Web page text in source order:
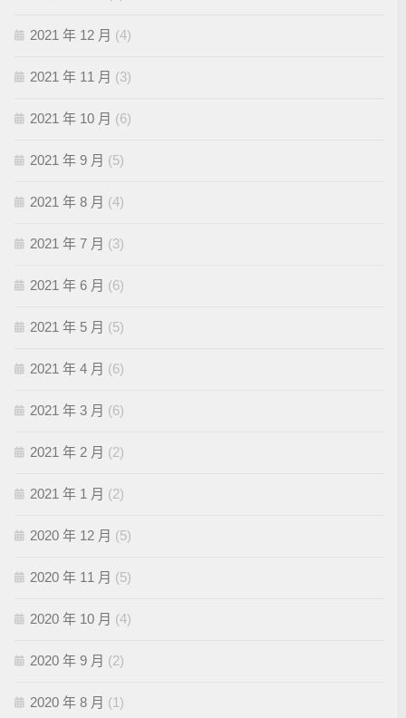
2021 年 12 月 (4)
2021 年 11 月 (3)
2021 年 10 月 (6)
2021 年 9 月 (5)
2021 年 8 月 (4)
2021 年 7 月 (3)
2021 年 6 月 (6)
2021 年 5 月 (5)
2021 年 4 月 (6)
2021 年 3 月 (6)
2021 年 2 月 (2)
2021 年 1 月 (2)
2020 年 12 月 (5)
2020 年 11 月 (5)
2020 年 10 月 (4)
2020 年 9 月 (2)
2020 年 8 月 (1)